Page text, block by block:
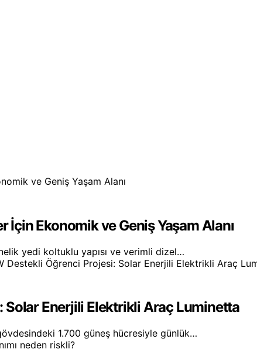
İçin Ekonomik ve Geniş Yaşam Alanı
yedi koltuklu yapısı ve verimli dizel…
Solar Enerjili Elektrikli Araç Luminetta
1.700 güneş hücresiyle günlük…